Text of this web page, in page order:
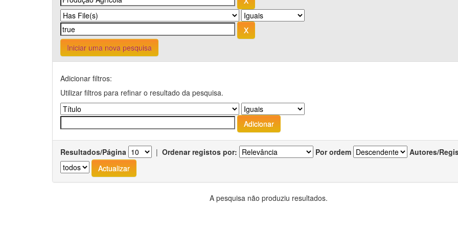
Iniciar uma nova pesquisa
Adicionar filtros:
Utilizar filtros para refinar o resultado da pesquisa.
Resultados/Página | Ordenar registos por: Por ordem Autores/
A pesquisa não produziu resultados.